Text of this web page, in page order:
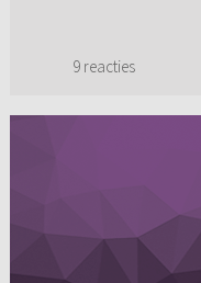
9 reacties